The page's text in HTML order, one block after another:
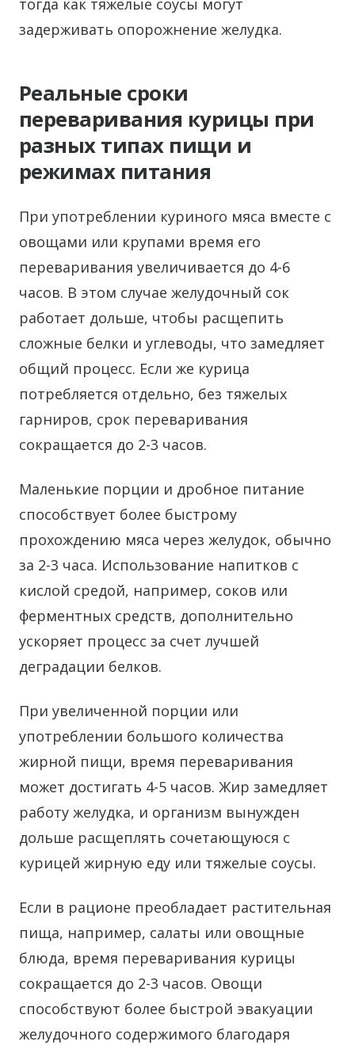
тогда как тяжелые соусы могут
задерживать опорожнение желудка.
Реальные сроки
переваривания курицы при
разных типах пищи и
режимах питания
При употреблении куриного мяса вместе с
овощами или крупами время его
переваривания увеличивается до 4-6
часов. В этом случае желудочный сок
работает дольше, чтобы расщепить
сложные белки и углеводы, что замедляет
общий процесс. Если же курица
потребляется отдельно, без тяжелых
гарниров, срок переваривания
сокращается до 2-3 часов.
Маленькие порции и дробное питание
способствует более быстрому
прохождению мяса через желудок, обычно
за 2-3 часа. Использование напитков с
кислой средой, например, соков или
ферментных средств, дополнительно
ускоряет процесс за счет лучшей
деградации белков.
При увеличенной порции или
употреблении большого количества
жирной пищи, время переваривания
может достигать 4-5 часов. Жир замедляет
работу желудка, и организм вынужден
дольше расщеплять сочетающуюся с
курицей жирную еду или тяжелые соусы.
Если в рационе преобладает растительная
пища, например, салаты или овощные
блюда, время переваривания курицы
сокращается до 2-3 часов. Овощи
способствуют более быстрой эвакуации
желудочного содержимого благодаря